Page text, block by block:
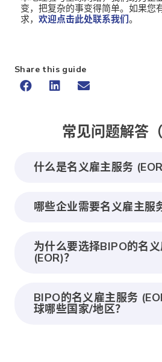
变，把复杂的事变得简单。如果您
求， 欢迎点击此处联系我们。
Share this guide
常见问题解答（
什么是名义雇主服务
哪些企业需要名义雇主服
为什么要选择BIPO的名
(EOR)？
BIPO的名义雇主服务
球哪些国家/地区？